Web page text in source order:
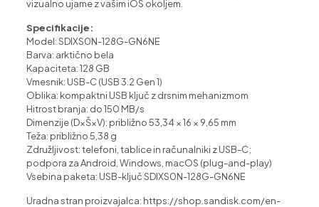
vizualno ujame z vašim iOS okoljem.
Specifikacije:
Model: SDIXS0N-128G-GN6NE
Barva: arktično bela
Kapaciteta: 128 GB
Vmesnik: USB-C (USB 3.2 Gen 1)
Oblika: kompaktni USB ključ z drsnim mehanizmom
Hitrost branja: do 150 MB/s
Dimenzije (D×Š×V): približno 53,34 × 16 × 9,65 mm
Teža: približno 5,38 g
Združljivost: telefoni, tablice in računalniki z USB-C;
podpora za Android, Windows, macOS (plug-and-play)
Vsebina paketa: USB-ključ SDIXS0N-128G-GN6NE
Uradna stran proizvajalca: https://shop.sandisk.com/en-